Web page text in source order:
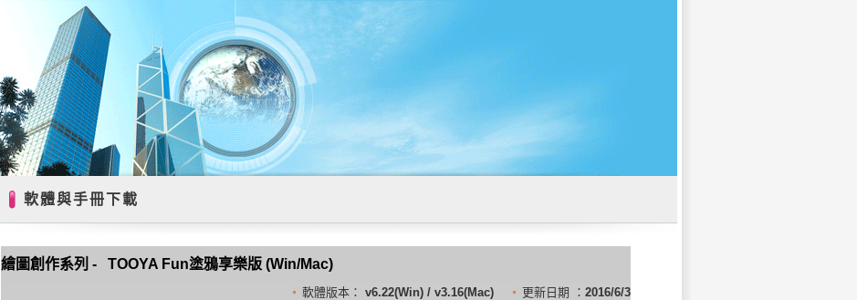
軟體與手冊下載
繪圖創作系列 - TOOYA Fun塗鴉享樂版 (Win/Mac)
軟體版本： v6.22(Win) / v3.16(Mac) 更新日期 ： 2016/6/3